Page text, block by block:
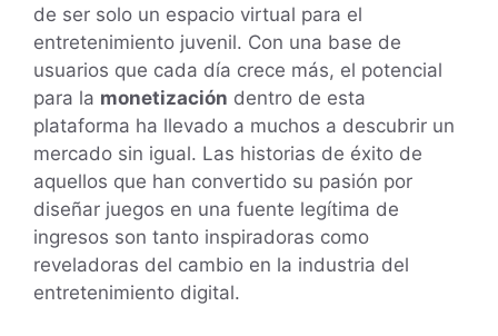
de ser solo un espacio virtual para el
entretenimiento juvenil. Con una base de
usuarios que cada día crece más, el potencial
para la monetización dentro de esta
plataforma ha llevado a muchos a descubrir un
mercado sin igual. Las historias de éxito de
aquellos que han convertido su pasión por
diseñar juegos en una fuente legítima de
ingresos son tanto inspiradoras como
reveladoras del cambio en la industria del
entretenimiento digital.